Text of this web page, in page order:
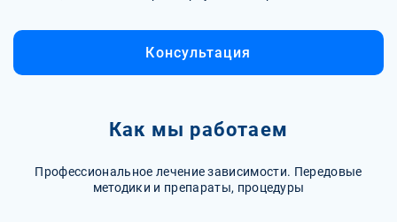
Консультация
Как мы работаем
Профессиональное лечение зависимости. Передовые
методики и препараты, процедуры